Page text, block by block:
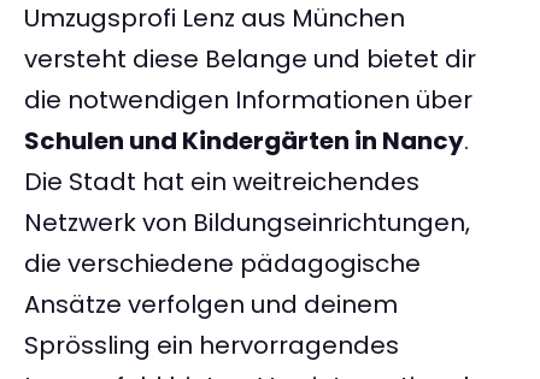
Umzugsprofi Lenz aus München
versteht diese Belange und bietet dir
die notwendigen Informationen über
Schulen und Kindergärten in Nancy.
Die Stadt hat ein weitreichendes
Netzwerk von Bildungseinrichtungen,
die verschiedene pädagogische
Ansätze verfolgen und deinem
Sprössling ein hervorragendes